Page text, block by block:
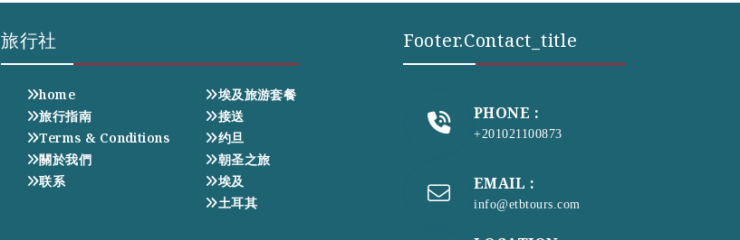
旅行社
home
旅行指南
Terms & Conditions
關於我們
联系
埃及旅游套餐
接送
约旦
朝圣之旅
埃及
土耳其
Footer.contact_title
PHONE :
+201021100873
EMAIL :
info@etbtours.com